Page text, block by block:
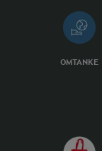
OMTANKE